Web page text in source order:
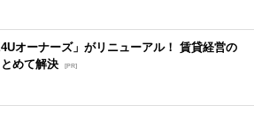
オーナーズ」がリニューアル！ 賃貸経営の
めて解決 [PR]